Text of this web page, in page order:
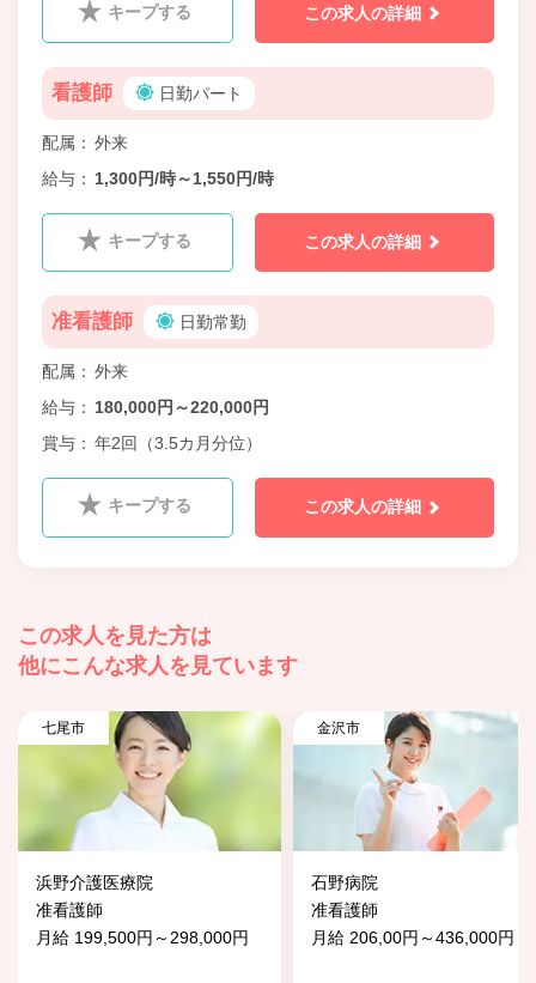
キープする この求人の詳細
看護師 日勤パート
配属
外来
給与
1,300円/時～1,550円/時
キープする この求人の詳細
准看護師 日勤常勤
配属
外来
給与
180,000円～220,000円
賞与
年2回（3.5カ月分位）
キープする この求人の詳細
この求人を見た方は
他にこんな求人を見ています
七尾市
浜野介護医療院
准看護師
月給 199,500円～298,000円
金沢市
石野病院
准看護師
月給 206,00円～436,000円